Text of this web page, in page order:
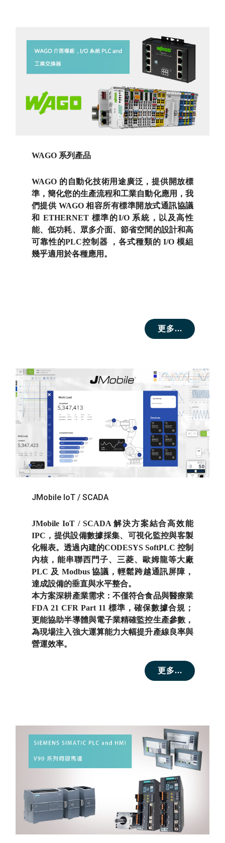
WAGO 系列產品
WAGO 的自動化技術用途廣泛，提供開放標
準，簡化您的生產流程和工業自動化應用，我
們提供 WAGO 相容所有標準開放式通訊協議
和 ETHERNET 標準的I/O 系統，以及高性
能、低功耗、眾多介面、節省空間的設計和高
可靠性的PLC控制器 ，各式種類的 I/O 模組
幾乎適用於各種應用。
更多...
JMobile IoT / SCADA
JMobile IoT / SCADA 解決方案結合高效能
IPC，提供設備數據採集、可視化監控與客製
化報表。透過內建的CODESYS SoftPLC 控制
內核，能串聯西門子、三菱、歐姆龍等大廠
PLC 及 Modbus 協議，輕鬆跨越通訊屏障，
達成設備的垂直與水平整合。
本方案深耕產業需求：不僅符合食品與醫療業
FDA 21 CFR Part 11 標準，確保數據合規；
更能協助半導體與電子業精確監控生產參數，
為現場注入強大運算能力大幅提升產線良率與
營運效率。
更多...